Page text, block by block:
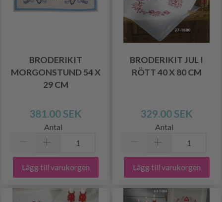
BRODERIKIT
MORGONSTUND 54 X
29 CM
381.00 SEK
Antal
Lägg till varukorgen
BRODERIKIT JUL I
RÖTT 40 X 80 CM
329.00 SEK
Antal
Lägg till varukorgen